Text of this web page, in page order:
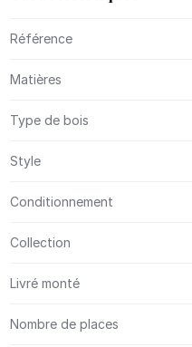
Référence
Matières
Type de bois
Style
Conditionnement
Collection
Livré monté
Nombre de places